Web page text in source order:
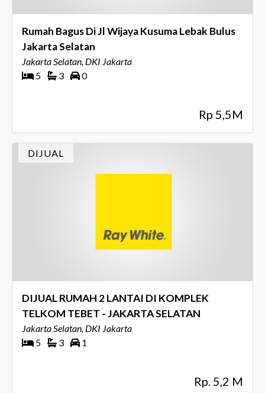
Rumah Bagus Di Jl Wijaya Kusuma Lebak Bulus
Jakarta Selatan
Jakarta Selatan, DKI Jakarta
5
3 0
Rp 5,5M
DIJUAL
DIJUAL RUMAH 2 LANTAI DI KOMPLEK
TELKOM TEBET - JAKARTA SELATAN
Jakarta Selatan, DKI Jakarta
5
3 1
Rp. 5,2 M